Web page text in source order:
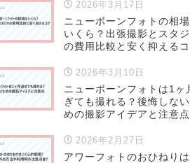
2026年3月17日
ニューボーンフォトの相
いくら？出張撮影とスタ
の費用比較と安く抑える
2026年3月10日
ニューボーンフォトは1ヶ
ぎても撮れる？後悔しない
めの撮影アイデアと注意点
2026年2月27日
アワーフォトのおひねり